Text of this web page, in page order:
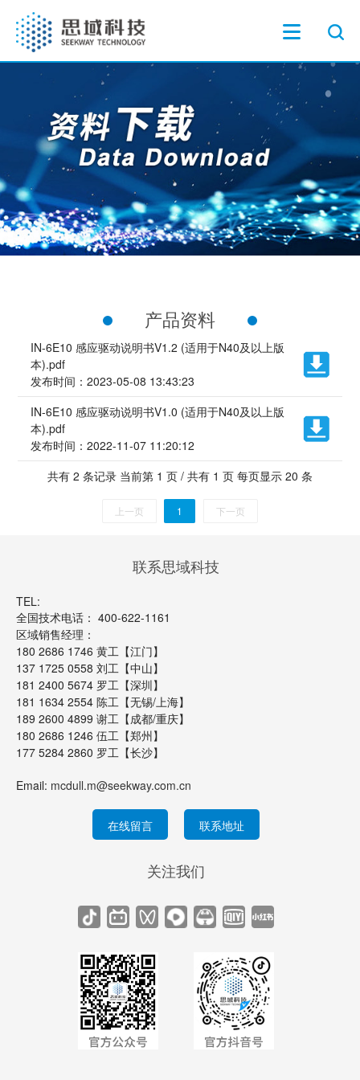
产品资料
IN-6E10 感应驱动说明书V1.2 (适用于N40及以上版
本).pdf
发布时间：2023-05-08 13:43:23
IN-6E10 感应驱动说明书V1.0 (适用于N40及以上版
本).pdf
发布时间：2022-11-07 11:20:12
共有 2 条记录 当前第 1 页 / 共有 1 页 每页显示 20 条
上一页 1 下一页
联系思域科技
TEL:
全国技术电话： 400-622-1161
区域销售经理：
180 2686 1746 黄工【江门】
137 1725 0558 刘工【中山】
181 2400 5674 罗工【深圳】
181 1634 2554 陈工【无锡/上海】
189 2600 4899 谢工【成都/重庆】
180 2686 1246 伍工【郑州】
177 5284 2860 罗工【长沙】
Email: mcdull.m@seekway.com.cn
在线留言 联系地址
关注我们